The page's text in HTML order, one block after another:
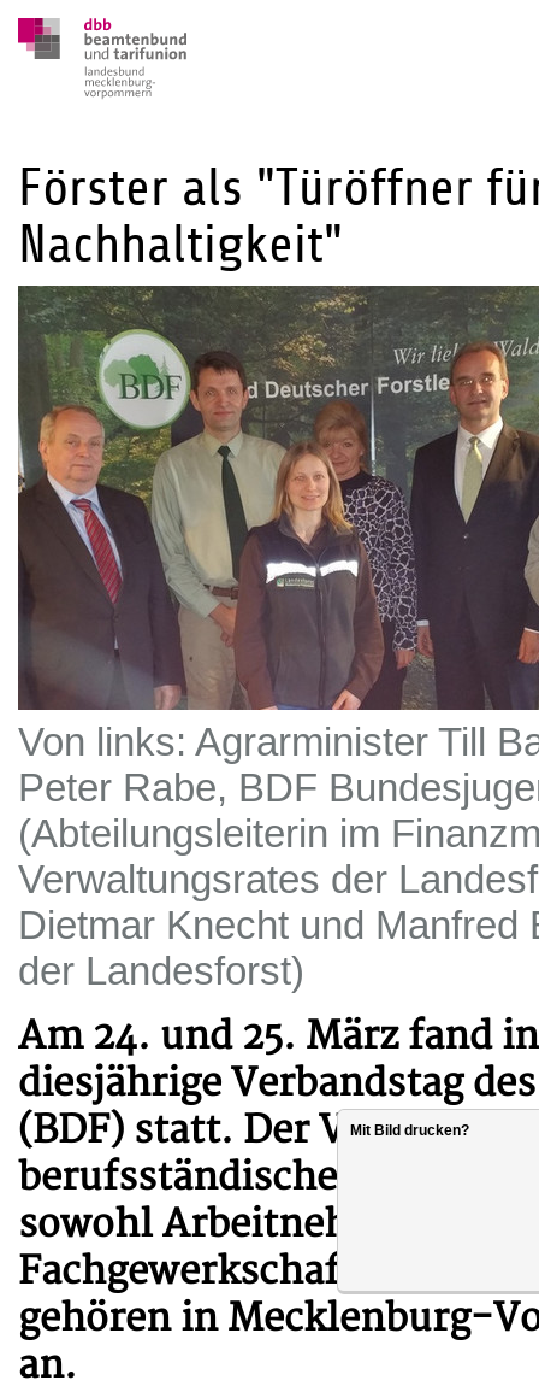
Förster als "Türöffner
Nachhaltigkeit"
Von links: Agrarminister Till
Peter Rabe, BDF
(Abteilungsleiterin im
Verwaltungsrates der
Dietmar Knecht und
der Landesforst)
Am 24. und 25. März fand
diesjährige Verbandstag
(BDF) statt. Der Verband
berufsständische
sowohl Arbeitnehmer als
Fachgewerkschaft im dbb
gehören in Mecklenburg-
an.
Mit Bild drucken?